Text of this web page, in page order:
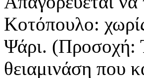
Κοτόπουλο:
Ψάρι. (Προσοχή:
θειαμινάση που